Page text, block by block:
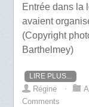
Entrée dans la
avaient
(Copyright
Barthelmey)
LIRE PLUS...
Régine ⋅
Comments